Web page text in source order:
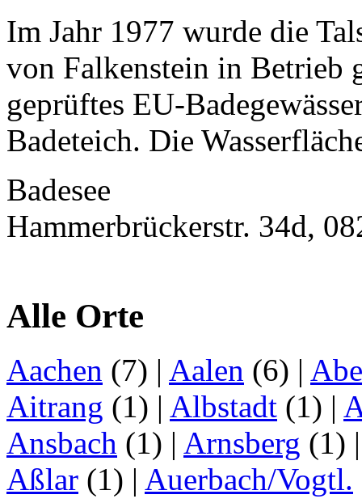
Im Jahr 1977 wurde die
von Falkenstein in Betrieb
geprüftes EU-
Badeteich. Die
Badesee
Hammerbrückerstr. 34d,
Alle Orte
Aachen (7) | Aalen (6) |
Aitrang (1) | Albstadt (1) |
Ansbach (1) | Arnsberg (1)
Aßlar (1) | Auerbach/Vogtl.